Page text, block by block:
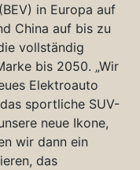
in Europa auf
China auf bis zu
vollständig
bis 2050. „Wir
Elektroauto
sportliche SUV-
neue Ikone,
wir dann ein
das